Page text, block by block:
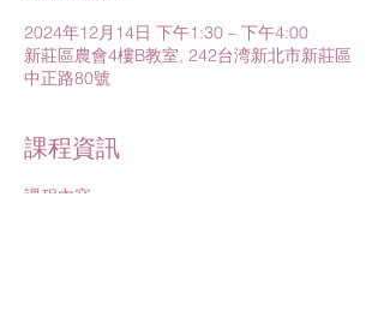
2024年12月14日 下午1:30 – 下午4:00
新莊區農會4樓B教室, 242台湾新北市新莊區
中正路80號
課程資訊
課程內容：